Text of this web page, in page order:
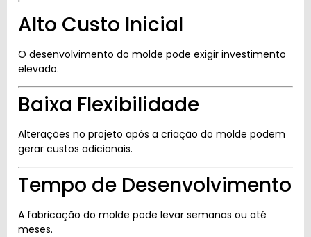
Alto Custo Inicial
O desenvolvimento do molde pode exigir investimento
elevado.
Baixa Flexibilidade
Alterações no projeto após a criação do molde podem
gerar custos adicionais.
Tempo de Desenvolvimento
A fabricação do molde pode levar semanas ou até
meses.